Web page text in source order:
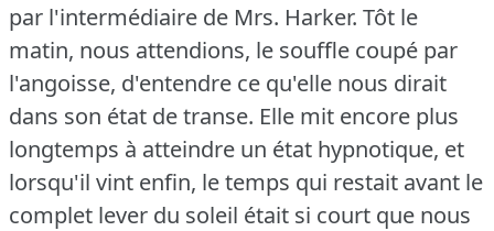
par l'intermédiaire de Mrs. Harker. Tôt le
matin, nous attendions, le souffle coupé par
l'angoisse, d'entendre ce qu'elle nous dirait
dans son état de transe. Elle mit encore plus
longtemps à atteindre un état hypnotique, et
lorsqu'il vint enfin, le temps qui restait avant le
complet lever du soleil était si court que nous